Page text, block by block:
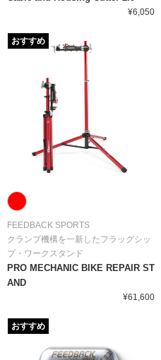
¥6,050
FEEDBACK SPORTS
クランプ機構を一新したフラッグシッ
プ・ワークスタンド
PRO MECHANIC BIKE REPAIR ST
AND
¥61,600
おすすめ
おすすめ